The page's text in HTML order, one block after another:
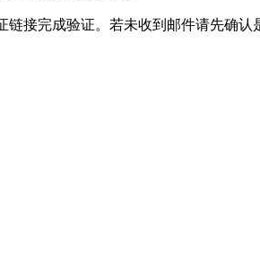
接完成验证。若未收到邮件请先确认